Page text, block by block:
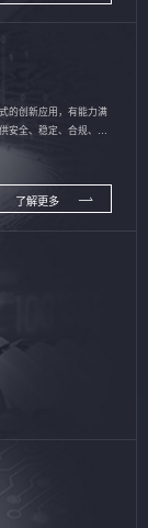
的创新应用，有能力满
安全、稳定、合规、持
了解更多